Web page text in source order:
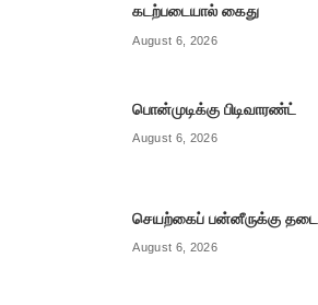
கடற்படையால் கைது
August 6, 2026
பொன்முடிக்கு பிடிவாரண்ட்
August 6, 2026
செயற்கைப் பன்னீருக்கு தடை
August 6, 2026